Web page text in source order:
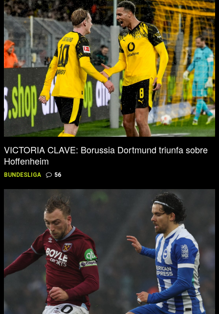
VICTORIA CLAVE: Borussia Dortmund triunfa sobre
Hoffenheim
BUNDESLIGA 56